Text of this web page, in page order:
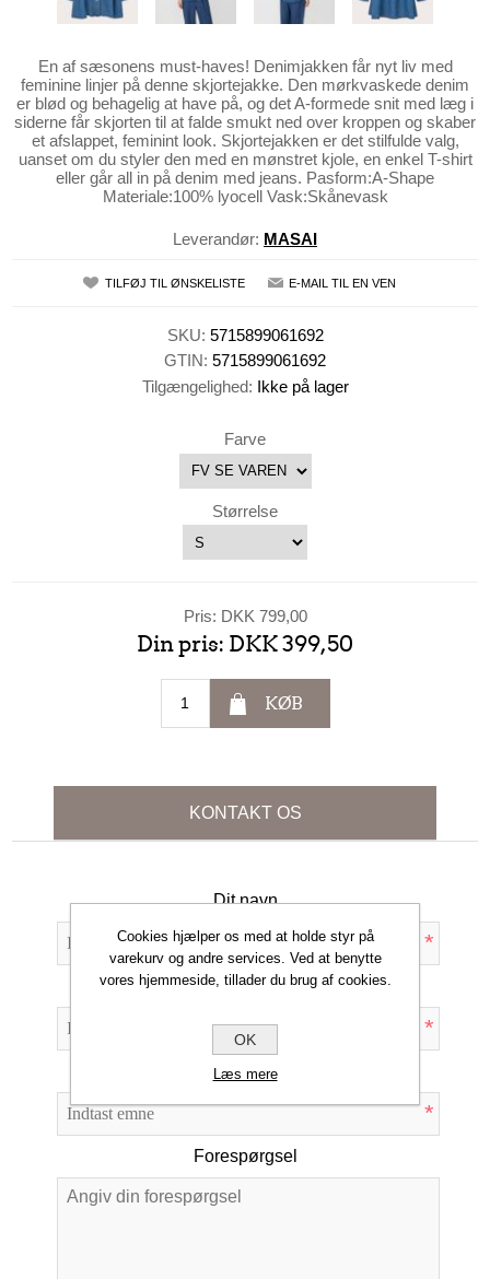
En af sæsonens must-haves! Denimjakken får nyt liv med
feminine linjer på denne skjortejakke. Den mørkvaskede denim
er blød og behagelig at have på, og det A-formede snit med læg i
siderne får skjorten til at falde smukt ned over kroppen og skaber
et afslappet, feminint look. Skjortejakken er det stilfulde valg,
uanset om du styler den med en mønstret kjole, en enkel T-shirt
eller går all in på denim med jeans. Pasform:A-Shape
Materiale:100% lyocell Vask:Skånevask
Leverandør: MASAI
TILFØJ TIL ØNSKELISTE E-MAIL TIL EN VEN
SKU: 5715899061692
GTIN: 5715899061692
Tilgængelighed: Ikke på lager
Farve
Størrelse
Pris: DKK 799,00
Din pris: DKK 399,50
KØB
KONTAKT OS
Dit navn
*
Din e-mail
*
Emne:
*
Forespørgsel
Cookies hjælper os med at holde styr på
varekurv og andre services. Ved at benytte
vores hjemmeside, tillader du brug af cookies.
OK
Læs mere